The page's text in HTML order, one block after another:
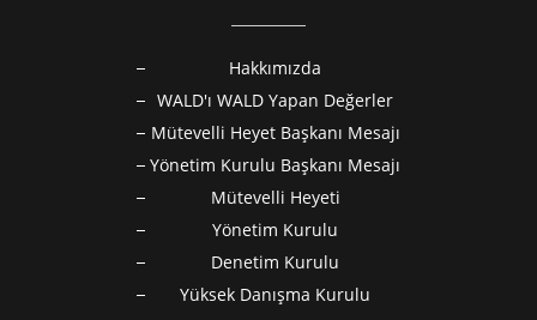
Hakkımızda
WALD'ı WALD Yapan Değerler
Mütevelli Heyet Başkanı Mesajı
Yönetim Kurulu Başkanı Mesajı
Mütevelli Heyeti
Yönetim Kurulu
Denetim Kurulu
Yüksek Danışma Kurulu